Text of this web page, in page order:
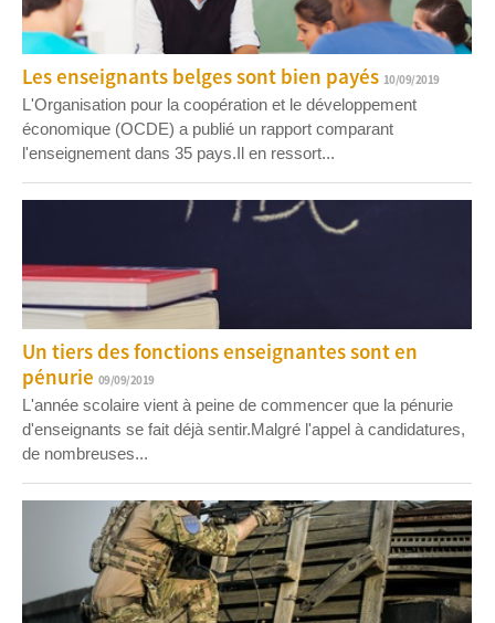
Les enseignants belges sont bien payés 10/09/2019
L'Organisation pour la coopération et le développement
économique (OCDE) a publié un rapport comparant
l'enseignement dans 35 pays.Il en ressort...
Un tiers des fonctions enseignantes sont en
pénurie 09/09/2019
L'année scolaire vient à peine de commencer que la pénurie
d'enseignants se fait déjà sentir.Malgré l'appel à candidatures,
de nombreuses...